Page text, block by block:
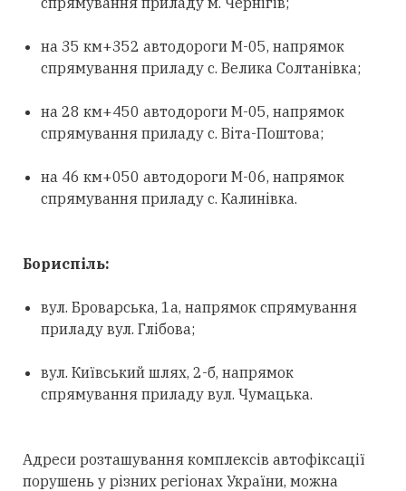
на 35 км+352 автодороги М-05, напрямок
спрямування приладу с. Велика Солтанівка;
на 28 км+450 автодороги М-05, напрямок
спрямування приладу с. Віта-Поштова;
на 46 км+050 автодороги М-06, напрямок
спрямування приладу с. Калинівка.
Бориспіль:
вул. Броварська, 1а, напрямок спрямування
приладу вул. Глібова;
вул. Київський шлях, 2-б, напрямок
спрямування приладу вул. Чумацька.
Адреси розташування комплексів автофіксації
порушень у різних регіонах України, можна